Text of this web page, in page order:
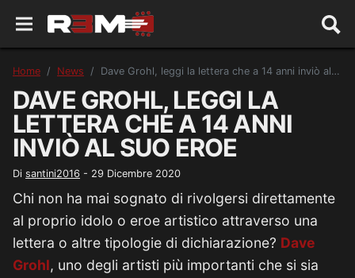
Home News Dave Grohl, leggi la lettera che a 14 anni inviò al suo eroe
DAVE GROHL, LEGGI LA
LETTERA CHE A 14 ANNI
INVIÒ AL SUO EROE
Di santini2016 - 29 Dicembre 2020
Chi non ha mai sognato di rivolgersi direttamente
al proprio idolo o eroe artistico attraverso una
lettera o altre tipologie di dichiarazione? Dave
Grohl, uno degli artisti più importanti che si sia